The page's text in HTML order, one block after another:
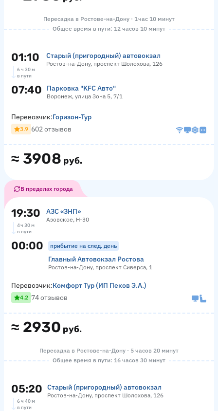
Пересадка в Ростове-на-Дону · 1 час 10 минут
Общее время в пути: 12 часов 10 минут
01:10 Старый (пригородный) автовокзал
Ростов-на-Дону, проспект Шолохова, 126
6 ч 30 м
в пути
07:40 Парковка "KFC Авто"
Воронеж, улица Зона 5, 7/1
≈ 3908 руб.
Перевозчик:Горизон-Тур
3.9 602 отзывов
В пределах города
19:30 АЗС «ЗНП»
Азовское, Н-30
4 ч 30 м
в пути
00:00 прибытие на след. день
Главный Автовокзал Ростова
Ростов-на-Дону, проспект Сиверса, 1
≈ 2930 руб.
Перевозчик:Комфорт Тур (ИП Пеков Э.А.)
4.2 74 отзывов
Пересадка в Ростове-на-Дону · 5 часов 20 минут
Общее время в пути: 16 часов 30 минут
05:20 Старый (пригородный) автовокзал
Ростов-на-Дону, проспект Шолохова, 126
6 ч 40 м
в пути